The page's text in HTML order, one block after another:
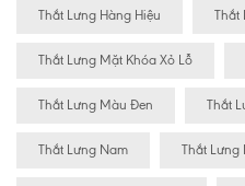
Thắt Lưng Hàng Hiệu Thắt
Thắt Lưng Mặt Khóa Xỏ Lỗ
Thắt Lưng Màu Đen Thắt
Thắt Lưng Nam Thắt Lưng